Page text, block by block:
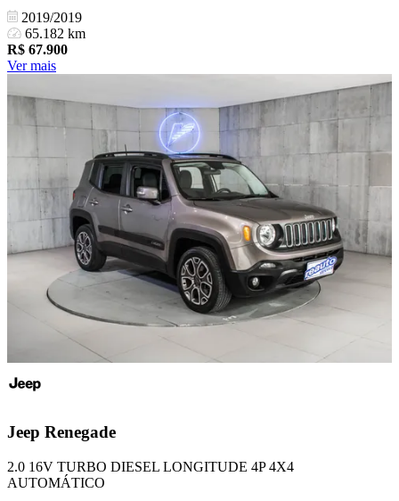
2019/2019
65.182 km
R$ 67.900
Ver mais
Jeep Renegade
2.0 16V TURBO DIESEL LONGITUDE 4P 4X4
AUTOMÁTICO